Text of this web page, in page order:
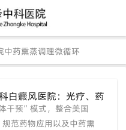
中药熏蒸调理微循环
白癜风医院：光疗、药
干预”模式，整合美国
范药物应用以及中药熏